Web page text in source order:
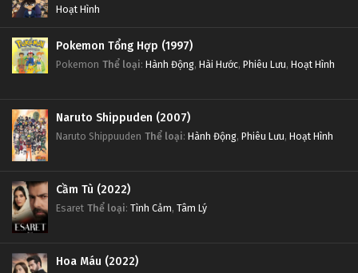
Hoạt Hình
Pokemon Tổng Hợp (1997)
Pokemon Thể loại: Hành Động, Hài Hước, Phiêu Lưu, Hoạt Hình
Naruto Shippuden (2007)
Naruto Shippuuden Thể loại: Hành Động, Phiêu Lưu, Hoạt Hình
Cầm Tù (2022)
Esaret Thể loại: Tình Cảm, Tâm Lý
Hoa Máu (2022)